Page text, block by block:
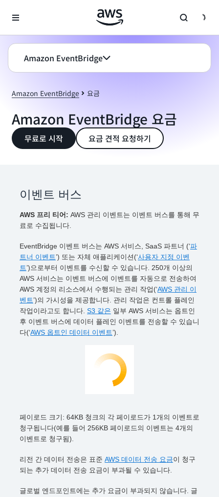
Amazon EventBridge
Amazon EventBridge 요금
Amazon EventBridge 요금
무료로 시작 요금 견적 요청하기
이벤트 버스
AWS 프리 티어: AWS 관리 이벤트는 이벤트 버스를 통해 무
료로 수집됩니다.
EventBridge 이벤트 버스는 AWS 서비스, SaaS 파트너 (‘파
트너 이벤트’) 또는 자체 애플리케이션(‘사용자 지정 이벤
트’)으로부터 이벤트를 수신할 수 있습니다. 250개 이상의
AWS 서비스는 이벤트 버스에 이벤트를 자동으로 전송하여
AWS 계정의 리소스에서 수행되는 관리 작업(‘AWS 관리 이
벤트’)의 가시성을 제공합니다. 관리 작업은 컨트롤 플레인
작업이라고도 합니다. S3 같은 일부 AWS 서비스는 옵트인
후 이벤트 버스에 데이터 플레인 이벤트를 전송할 수 있습니
다(‘AWS 옵트인 데이터 이벤트’).
페이로드 크기: 64KB 청크의 각 페이로드가 1개의 이벤트로
청구됩니다(예를 들어 256KB 페이로드의 이벤트는 4개의
이벤트로 청구됨).
리전 간 데이터 전송은 표준 AWS 데이터 전송 요금이 청구
되는 추가 데이터 전송 요금이 부과될 수 있습니다.
글로벌 엔드포인트에는 추가 요금이 부과되지 않습니다. 글